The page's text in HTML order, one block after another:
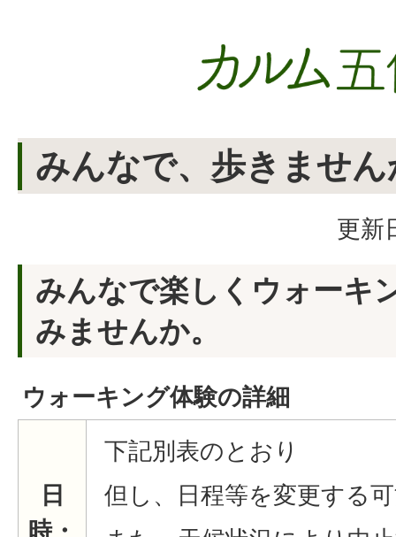
みんなで、歩きません
更新
みんなで楽しくウォーキ
みませんか。
ウォーキング体験の詳細
日
時・
下記別表のとおり
但し、日程等を変更する